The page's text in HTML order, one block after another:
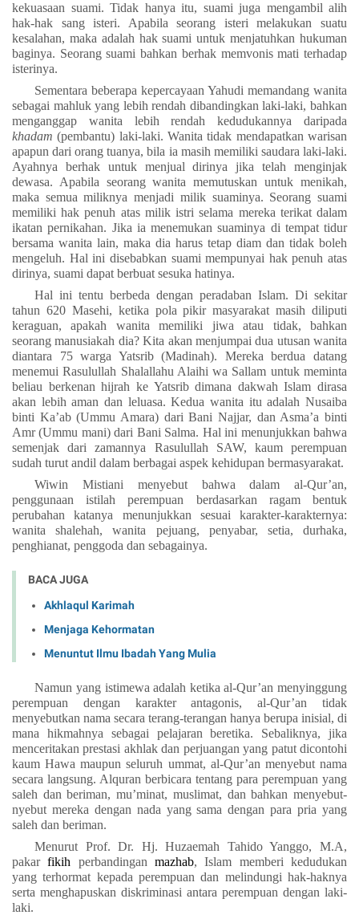
kekuasaan suami. Tidak hanya itu, suami juga mengambil alih
hak-hak sang isteri. Apabila seorang isteri melakukan suatu
kesalahan, maka adalah hak suami untuk menjatuhkan hukuman
baginya. Seorang suami bahkan berhak memvonis mati terhadap
isterinya.
Sementara beberapa kepercayaan Yahudi memandang wanita
sebagai mahluk yang lebih rendah dibandingkan laki-laki, bahkan
menganggap wanita lebih rendah kedudukannya daripada
khadam (pembantu) laki-laki. Wanita tidak mendapatkan warisan
apapun dari orang tuanya, bila ia masih memiliki saudara laki-laki.
Ayahnya berhak untuk menjual dirinya jika telah menginjak
dewasa. Apabila seorang wanita memutuskan untuk menikah,
maka semua miliknya menjadi milik suaminya. Seorang suami
memiliki hak penuh atas milik istri selama mereka terikat dalam
ikatan pernikahan. Jika ia menemukan suaminya di tempat tidur
bersama wanita lain, maka dia harus tetap diam dan tidak boleh
mengeluh. Hal ini disebabkan suami mempunyai hak penuh atas
dirinya, suami dapat berbuat sesuka hatinya.
Hal ini tentu berbeda dengan peradaban Islam. Di sekitar
tahun 620 Masehi, ketika pola pikir masyarakat masih diliputi
keraguan, apakah wanita memiliki jiwa atau tidak, bahkan
seorang manusiakah dia? Kita akan menjumpai dua utusan wanita
diantara 75 warga Yatsrib (Madinah). Mereka berdua datang
menemui Rasulullah Shalallahu Alaihi wa Sallam untuk meminta
beliau berkenan hijrah ke Yatsrib dimana dakwah Islam dirasa
akan lebih aman dan leluasa. Kedua wanita itu adalah Nusaiba
binti Ka’ab (Ummu Amara) dari Bani Najjar, dan Asma’a binti
Amr (Ummu mani) dari Bani Salma. Hal ini menunjukkan bahwa
semenjak dari zamannya Rasulullah SAW, kaum perempuan
sudah turut andil dalam berbagai aspek kehidupan bermasyarakat.
Wiwin Mistiani menyebut bahwa dalam al-Qur’an,
penggunaan istilah perempuan berdasarkan ragam bentuk
perubahan katanya menunjukkan sesuai karakter-karakternya:
wanita shalehah, wanita pejuang, penyabar, setia, durhaka,
penghianat, penggoda dan sebagainya.
BACA JUGA
Akhlaqul Karimah
Menjaga Kehormatan
Menuntut Ilmu Ibadah Yang Mulia
Namun yang istimewa adalah ketika al-Qur’an menyinggung
perempuan dengan karakter antagonis, al-Qur’an tidak
menyebutkan nama secara terang-terangan hanya berupa inisial, di
mana hikmahnya sebagai pelajaran beretika. Sebaliknya, jika
menceritakan prestasi akhlak dan perjuangan yang patut dicontohi
kaum Hawa maupun seluruh ummat, al-Qur’an menyebut nama
secara langsung. Alquran berbicara tentang para perempuan yang
saleh dan beriman, mu’minat, muslimat, dan bahkan menyebut-
nyebut mereka dengan nada yang sama dengan para pria yang
saleh dan beriman.
Menurut Prof. Dr. Hj. Huzaemah Tahido Yanggo, M.A,
pakarfikih perbandinganmazhab, Islam memberi kedudukan
yang terhormat kepada perempuan dan melindungi hak-haknya
serta menghapuskan diskriminasi antara perempuan dengan laki-
laki.